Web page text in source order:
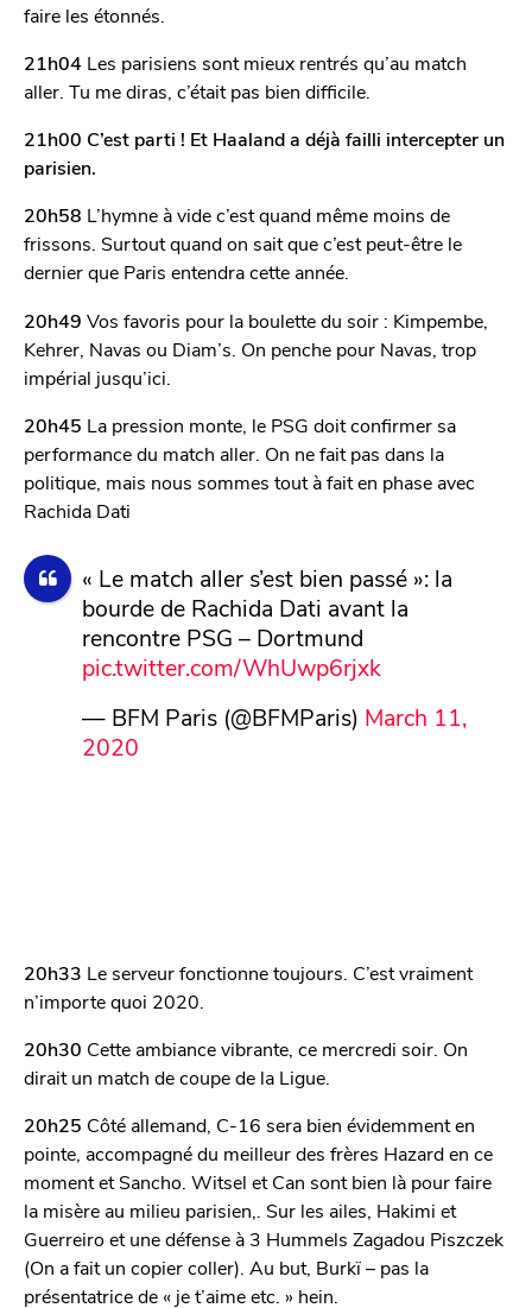
faire les étonnés.
21h04 Les parisiens sont mieux rentrés qu’au match
aller. Tu me diras, c’était pas bien difficile.
21h00 C’est parti ! Et Haaland a déjà failli intercepter un
parisien.
20h58 L’hymne à vide c’est quand même moins de
frissons. Surtout quand on sait que c’est peut-être le
dernier que Paris entendra cette année.
20h49 Vos favoris pour la boulette du soir : Kimpembe,
Kehrer, Navas ou Diam’s. On penche pour Navas, trop
impérial jusqu’ici.
20h45 La pression monte, le PSG doit confirmer sa
performance du match aller. On ne fait pas dans la
politique, mais nous sommes tout à fait en phase avec
Rachida Dati
« Le match aller s’est bien passé »: la
bourde de Rachida Dati avant la
rencontre PSG – Dortmund
pic.twitter.com/WhUwp6rjxk
— BFM Paris (@BFMParis) March 11,
2020
20h33 Le serveur fonctionne toujours. C’est vraiment
n’importe quoi 2020.
20h30 Cette ambiance vibrante, ce mercredi soir. On
dirait un match de coupe de la Ligue.
20h25 Côté allemand, C-16 sera bien évidemment en
pointe, accompagné du meilleur des frères Hazard en ce
moment et Sancho. Witsel et Can sont bien là pour faire
la misère au milieu parisien,. Sur les ailes, Hakimi et
Guerreiro et une défense à 3 Hummels Zagadou Piszczek
(On a fait un copier coller). Au but, Burkï – pas la
présentatrice de « je t’aime etc. » hein.